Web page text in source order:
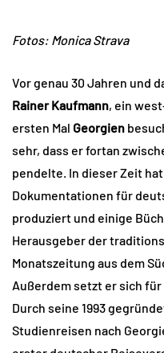
Fotos: Monica Strava
Vor genau 30 Jahren und
Rainer Kaufmann, ein
ersten Mal Georgien
sehr, dass er fortan
pendelte. In dieser Zeit hat
Dokumentationen für
produziert und einige
Herausgeber der
Monatszeitung aus dem
Außerdem setzt er sich
Durch seine 1993
Studienreisen nach